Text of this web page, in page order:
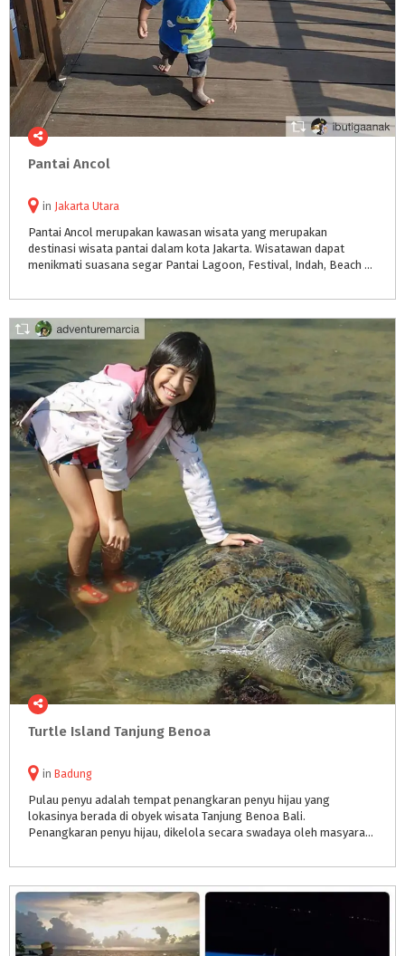
Pantai Ancol
in Jakarta Utara
Pantai Ancol merupakan kawasan wisata yang merupakan
destinasi wisata pantai dalam kota Jakarta. Wisatawan dapat
menikmati suasana segar Pantai Lagoon, Festival, Indah, Beach Pool dan Carnaval, serta Danau Impian.
Turtle Island Tanjung Benoa
in Badung
Pulau penyu adalah tempat penangkaran penyu hijau yang
lokasinya berada di obyek wisata Tanjung Benoa Bali.
Penangkaran penyu hijau, dikelola secara swadaya oleh masyarakat Tanjung Benoa, yang sebelumnya sebagian besar bekerja sebagai nelayan.